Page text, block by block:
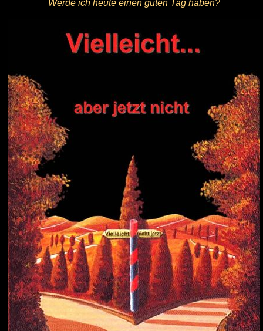
Werde ich heute einen guten Tag haben?